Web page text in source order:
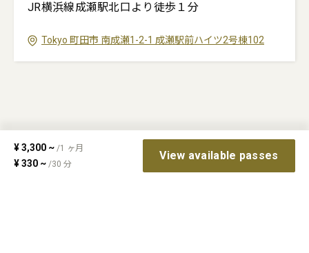
JR横浜線成瀬駅北口より徒歩１分
Tokyo 町田市 南成瀬1-2-1 成瀬駅前ハイツ2号棟102
¥3,300 ~ /1 ヶ月
¥330 ~ /30 分
View available passes